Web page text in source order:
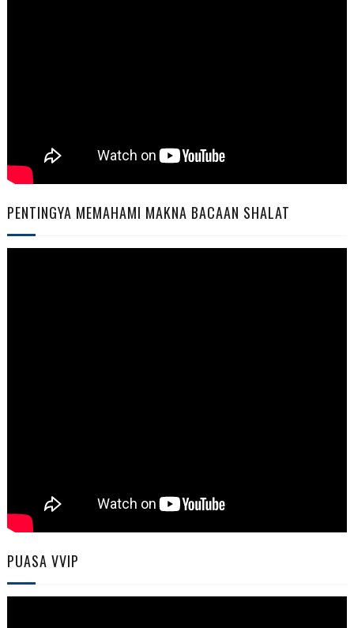
PENTINGYA MEMAHAMI MAKNA BACAAN SHALAT
PUASA VVIP